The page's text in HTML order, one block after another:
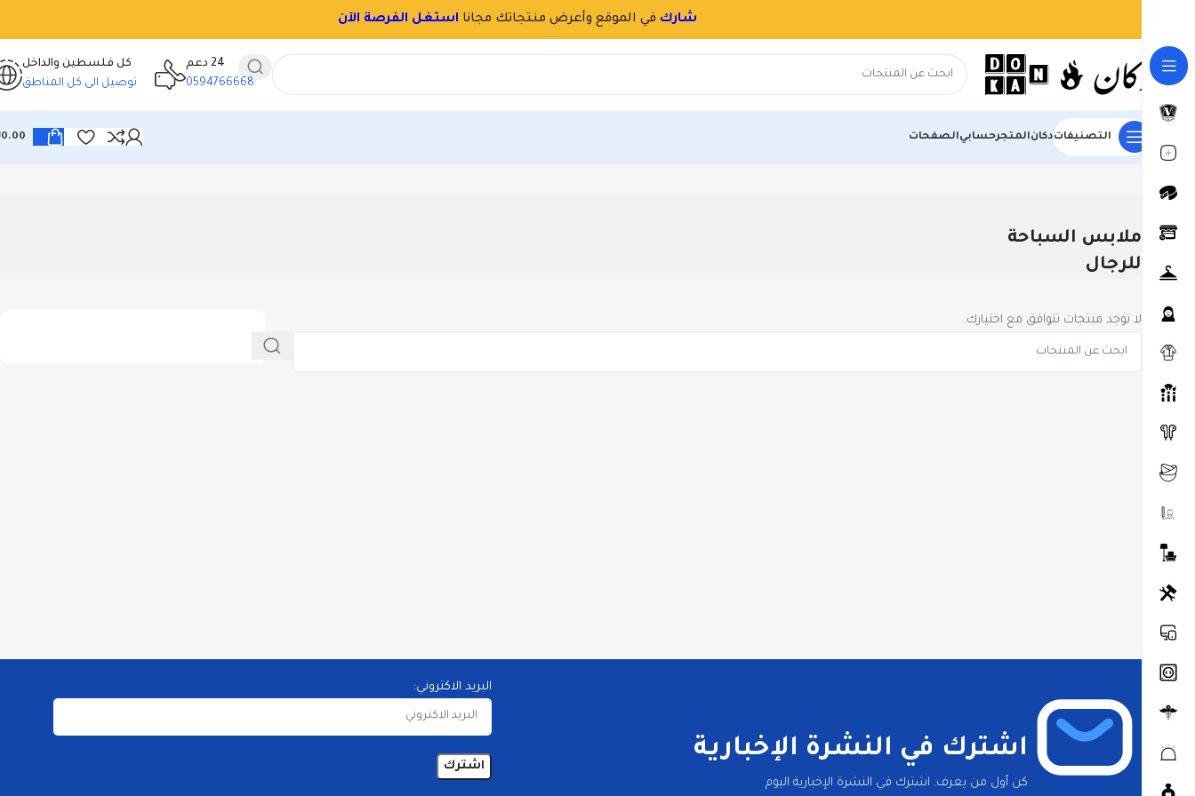
24 دعم
0594766668
كل فلسطين والداخل
توصيل الى كل المناطق
التصنيفاتدكانالمتجرحسابيالصفحات 0.00
الرئيسية المتجر ملابس واحذية
ملابس السباحة
للرجال
لا توجد منتجات تتوافق مع اختيارك.
اشترك في النشرة الإخبارية
كن أول من يعرف. اشترك في النشرة الإخبارية اليوم
البريد الاكتروني:
شارك في الموقع وأعرض منتجاتك مجانا استغل الفرصة الآن